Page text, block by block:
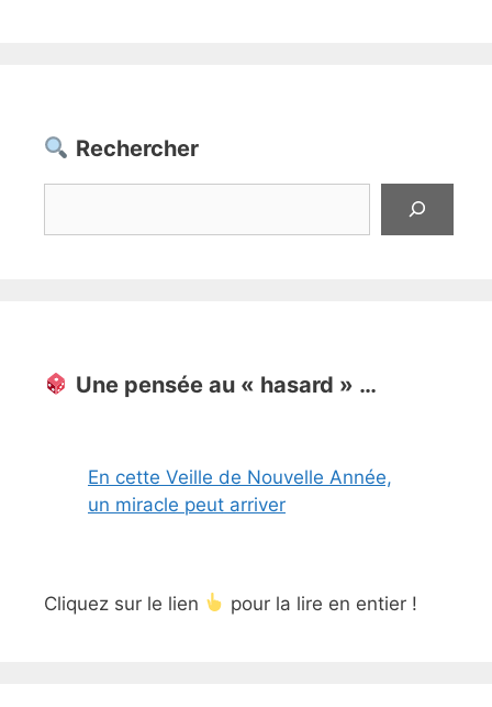
Rechercher
Une pensée au « hasard » …
En cette Veille de Nouvelle Année,
un miracle peut arriver
Cliquez sur le lien pour la lire en entier !